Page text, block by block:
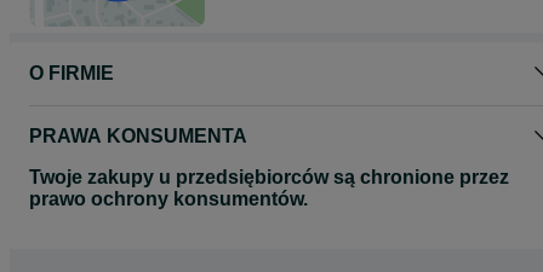
kompletu czterech felg.
odnośnie wyboru oraz dostępności felg do Państwa samochodu.
stronie www.dawmac.eu
O FIRMIE
PRAWA KONSUMENTA
Twoje zakupy u przedsiębiorców są chronione przez
prawo ochrony konsumentów.